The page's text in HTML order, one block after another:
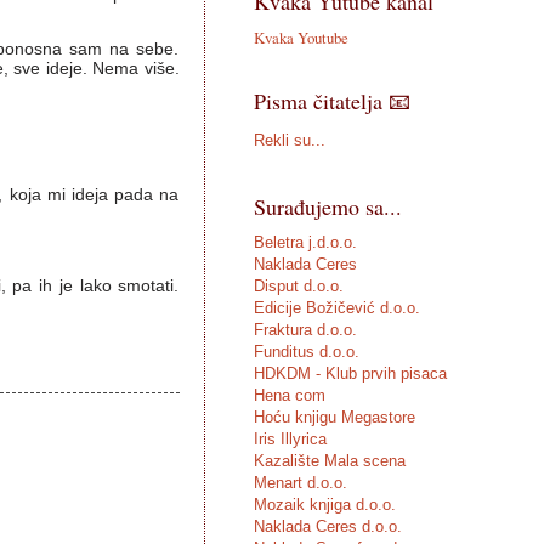
sam na sebe.
sve ideje. Nema više.
koja mi ideja pada na
pa ih je lako smotati.
Kvaka Youtube
Pisma čitatelja 📧
Rekli su...
Surađujemo sa...
Beletra j.d.o.o.
Naklada Ceres
Disput d.o.o.
Edicije Božičević d.o.o.
Fraktura d.o.o.
Funditus d.o.o.
HDKDM - Klub prvih pisaca
Hena com
Hoću knjigu Megastore
Iris Illyrica
Kazalište Mala scena
Menart d.o.o.
Mozaik knjiga d.o.o.
Naklada Ceres d.o.o.